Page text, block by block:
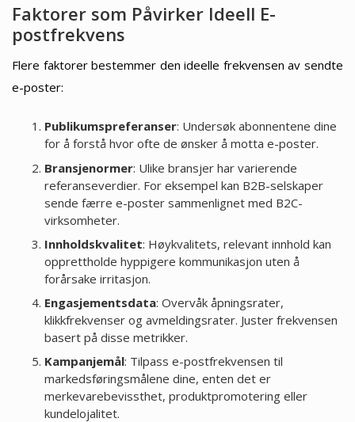
Faktorer som Påvirker Ideell E-
postfrekvens
Flere faktorer bestemmer den ideelle frekvensen av sendte
e-poster:
Publikumspreferanser: Undersøk abonnentene dine
for å forstå hvor ofte de ønsker å motta e-poster.
Bransjenormer: Ulike bransjer har varierende
referanseverdier. For eksempel kan B2B-selskaper
sende færre e-poster sammenlignet med B2C-
virksomheter.
Innholdskvalitet: Høykvalitets, relevant innhold kan
opprettholde hyppigere kommunikasjon uten å
forårsake irritasjon.
Engasjementsdata: Overvåk åpningsrater,
klikkfrekvenser og avmeldingsrater. Juster frekvensen
basert på disse metrikker.
Kampanjemål: Tilpass e-postfrekvensen til
markedsføringsmålene dine, enten det er
merkevarebevissthet, produktpromotering eller
kundelojalitet.